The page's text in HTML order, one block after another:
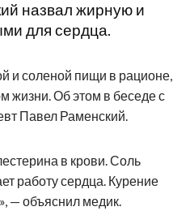
назвал жирную и
для сердца.
и соленой пищи в рационе,
жизни. Об этом в беседе с
Павел Раменский.
в крови. Соль
работу сердца. Курение
— объяснил медик.